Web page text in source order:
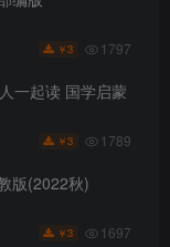
￥3 1797
一起读 国学启蒙
￥3 1789
版(2022秋)
￥3 1697